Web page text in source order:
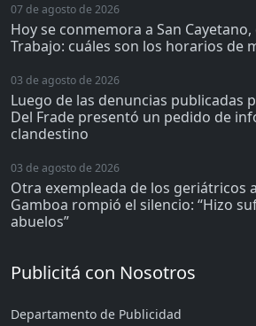
07 de agosto de 2026
Hoy se conmemora a San
Trabajo: cuáles son los horarios de
03 de agosto de 2026
Luego de las denuncias publicadas
Del Frade presentó un pedido de
clandestino
03 de agosto de 2026
Otra exempleada de los geriátricos
Gamboa rompió el silencio: “Hizo
abuelos”
Publicitá con Nosotros
Departamento de Publicidad